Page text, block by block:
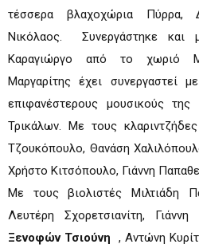
τέσσερα βλαχοχώρια Πύρρα,
Νικόλαος. Συνεργάστηκε και
Καραγιώργο από το χωριό
Μαργαρίτης έχει συνεργαστεί
επιφανέστερους μουσικούς
Τρικάλων. Με τους
Τζουκόπουλο, Θανάση
Χρήστο Κιτσόπουλο, Γιάννη
Με τους βιολιστές Μιλτιάδη
Λευτέρη Σχορετσιανίτη,
Ξενοφών Τσιούνη
, Αντώνη